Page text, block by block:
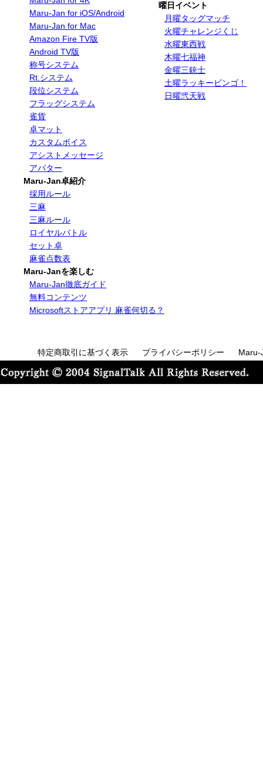
Maru-Jan for iOS/Android
Maru-Jan for Mac
Amazon Fire TV版
Android TV版
称号システム
Rt.システム
段位システム
フラッグシステム
雀貨
卓マット
カスタムボイス
アシストメッセージ
アバター
Maru-Jan卓紹介
採用ルール
三麻
三麻ルール
ロイヤルバトル
セット卓
麻雀点数表
Maru-Janを楽しむ
Maru-Jan徹底ガイド
無料コンテンツ
Microsoftストアアプリ 麻雀何切る？
曜日イベント
月曜タッグマッチ
火曜チャレンジくじ
水曜東西戦
木曜七福神
金曜三銃士
土曜ラッキービンゴ！
日曜弐天戦
特定商取引に基づく表示 プライバシーポリシー Maru-